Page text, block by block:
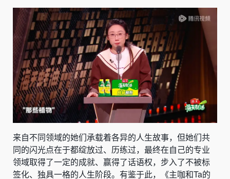
来自不同领域的她们承载着各异的人生故事，但她们共
同的闪光点在于都绽放过、历练过，最终在自己的专业
领域取得了一定的成就、赢得了话语权，步入了不被标
签化、独具一格的人生阶段。有鉴于此，《主咖和Ta的